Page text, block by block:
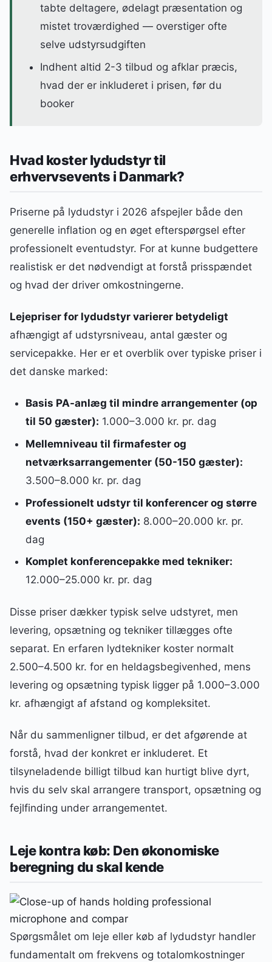
tabte deltagere, ødelagt præsentation og
mistet troværdighed — overstiger ofte
selve udstyrsudgiften
Indhent altid 2-3 tilbud og afklar præcis,
hvad der er inkluderet i prisen, før du
booker
Hvad koster lydudstyr til
erhvervsevents i Danmark?
Priserne på lydudstyr i 2026 afspejler både den
generelle inflation og en øget efterspørgsel efter
professionelt eventudstyr. For at kunne budgettere
realistisk er det nødvendigt at forstå prisspændet
og hvad der driver omkostningerne.
Lejepriser for lydudstyr varierer betydeligt
afhængigt af udstyrsniveau, antal gæster og
servicepakke. Her er et overblik over typiske priser i
det danske marked:
Basis PA-anlæg til mindre arrangementer (op
til 50 gæster): 1.000–3.000 kr. pr. dag
Mellemniveau til firmafester og
netværksarrangementer (50-150 gæster):
3.500–8.000 kr. pr. dag
Professionelt udstyr til konferencer og større
events (150+ gæster): 8.000–20.000 kr. pr.
dag
Komplet konferencepakke med tekniker:
12.000–25.000 kr. pr. dag
Disse priser dækker typisk selve udstyret, men
levering, opsætning og tekniker tillægges ofte
separat. En erfaren lydtekniker koster normalt
2.500–4.500 kr. for en heldagsbegivenhed, mens
levering og opsætning typisk ligger på 1.000–3.000
kr. afhængigt af afstand og kompleksitet.
Når du sammenligner tilbud, er det afgørende at
forstå, hvad der konkret er inkluderet. Et
tilsyneladende billigt tilbud kan hurtigt blive dyrt,
hvis du selv skal arrangere transport, opsætning og
fejlfinding under arrangementet.
Leje kontra køb: Den økonomiske
beregning du skal kende
Spørgsmålet om leje eller køb af lydudstyr handler
fundamentalt om frekvens og totalomkostninger